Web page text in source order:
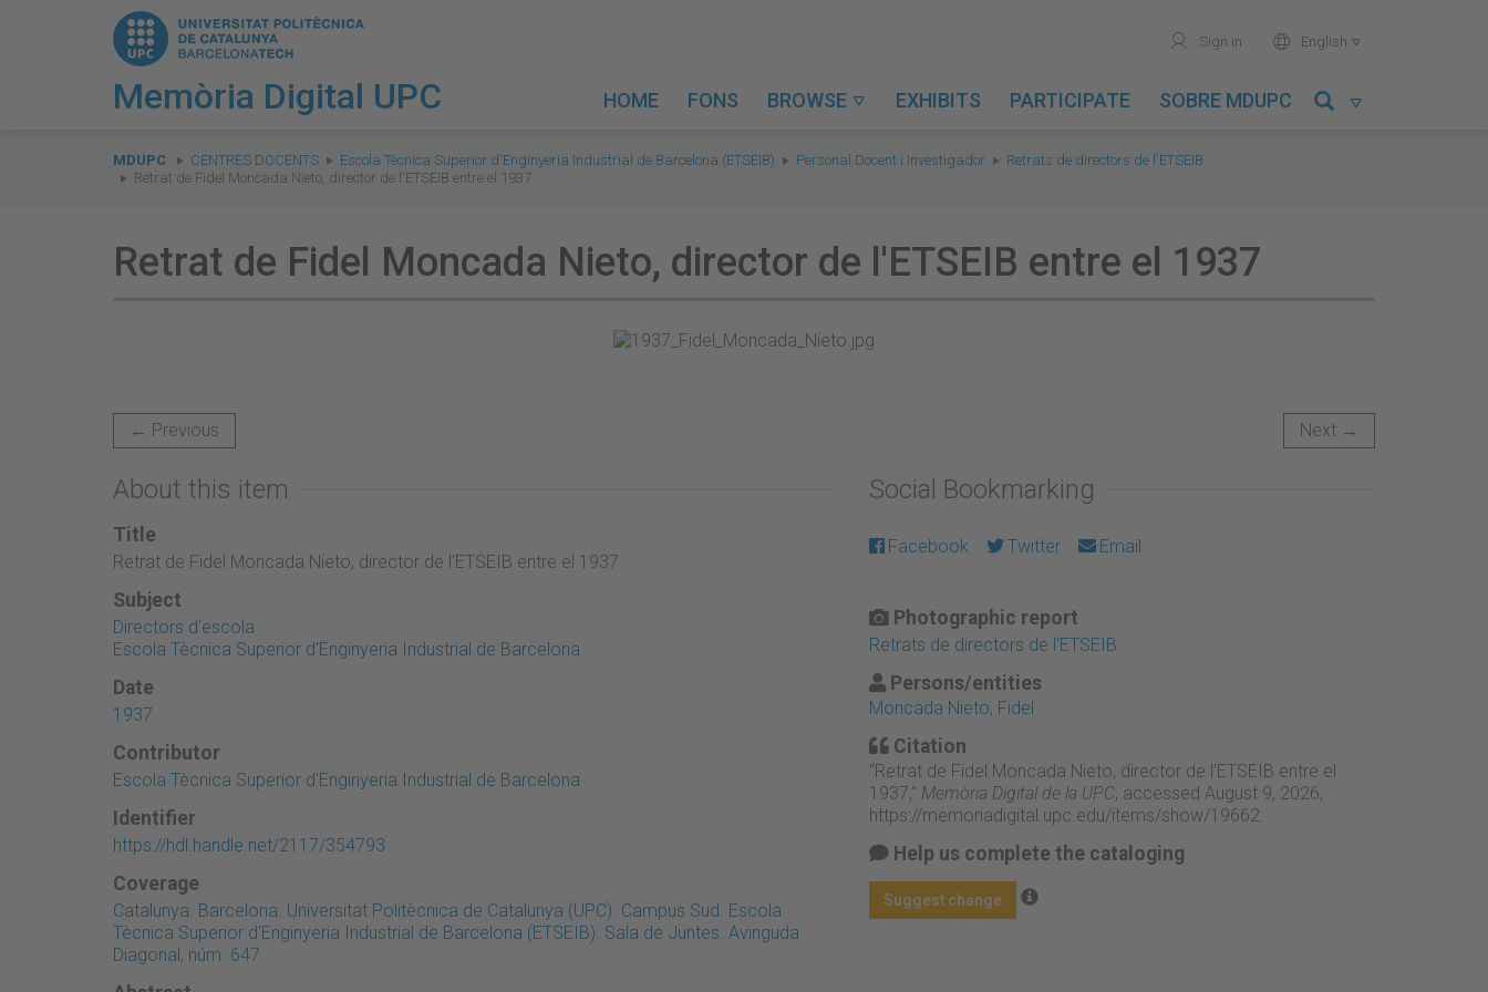
Memòria Digital UPC
user Sign in world English 
HOME FONS BROWSE  EXHIBITS PARTICIPATE SOBRE MDUPC 
are
here:
MDUPC CENTRES DOCENTS Escola Tècnica Superior d'Enginyeria Industrial de Barcelona (ETSEIB) Personal Docent i Investigador
Retrats de directors de l'ETSEIB
Retrat de Fidel Moncada Nieto, director de l'ETSEIB entre el 1937
Retrat de Fidel Moncada Nieto, director de l'ETSEIB entre el 1937
← Previous Next →
About this item
Title
Retrat de Fidel Moncada Nieto, director de l'ETSEIB entre el 1937
Subject
Directors d'escola
Escola Tècnica Superior d'Enginyeria Industrial de Barcelona
Date
1937
Contributor
Escola Tècnica Superior d'Enginyeria Industrial de Barcelona
Identifier
https://hdl.handle.net/2117/354793
Coverage
Catalunya. Barcelona. Universitat Politècnica de Catalunya (UPC). Campus Sud. Escola
Tècnica Superior d'Enginyeria Industrial de Barcelona (ETSEIB). Sala de Juntes. Avinguda
Diagonal, núm. 647
Social Bookmarking
Facebook Twitter Email
Photographic report
Retrats de directors de l'ETSEIB
Persons/entities
Moncada Nieto, Fidel
Citation
“Retrat de Fidel Moncada Nieto, director de l'ETSEIB entre el
1937,” Memòria Digital de la UPC, accessed August 9, 2026,
https://memoriadigital.upc.edu/items/show/19662
Help us complete the cataloging
Suggest change